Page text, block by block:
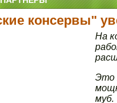
консервы"
На
Это
муб.